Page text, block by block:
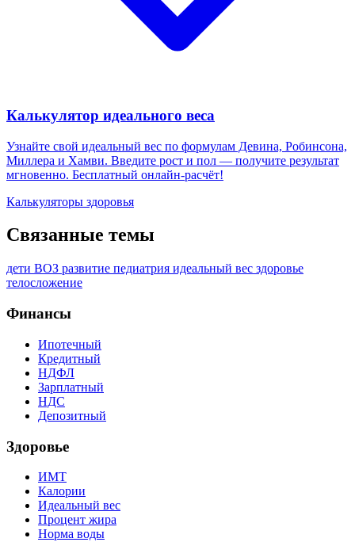
Калькулятор идеального веса
Узнайте свой идеальный вес по формулам Девина, Робинсона,
Миллера и Хамви. Введите рост и пол — получите результат
мгновенно. Бесплатный онлайн-расчёт!
Калькуляторы здоровья
Связанные темы
дети ВОЗ развитие педиатрия идеальный вес здоровье
телосложение
Финансы
Ипотечный
Кредитный
НДФЛ
Зарплатный
НДС
Депозитный
Здоровье
ИМТ
Калории
Идеальный вес
Процент жира
Норма воды